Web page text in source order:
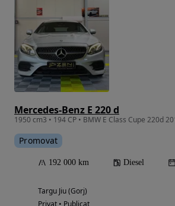
Mercedes-Benz E 220 d
1950 cm3 • 194 CP • BMW E Class Cupe 220d
Promovat
192 000 km Diesel
Targu Jiu (Gorj)